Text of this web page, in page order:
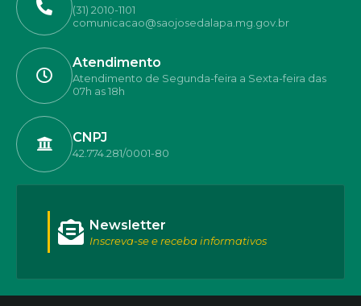
(31) 2010-1101
comunicacao@saojosedalapa.mg.gov.br
Atendimento
Atendimento de Segunda-feira a Sexta-feira das
07h as 18h
CNPJ
42.774.281/0001-80
Newsletter
Inscreva-se e receba informativos